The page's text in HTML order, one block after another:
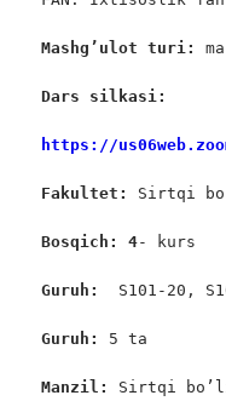
Mashg’ulot turi:
Dars silkasi:
https://
Fakultet: Sirtqi
Bosqich: 4- kurs
Guruh: S101-20,
Guruh: 5 ta
Manzil: Sirtqi